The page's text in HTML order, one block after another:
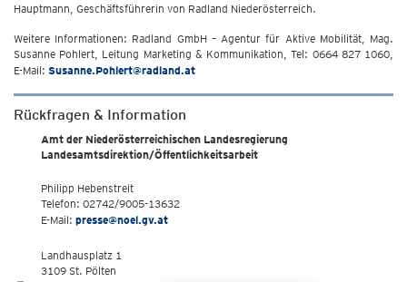
Hauptmann, Geschäftsführerin von Radland Niederösterreich.
Weitere Informationen: Radland GmbH – Agentur für Aktive Mobilität, Mag.
Susanne Pohlert, Leitung Marketing & Kommunikation, Tel: 0664 827 1060,
E-Mail: Susanne.Pohlert@radland.at
Rückfragen & Information
Amt der Niederösterreichischen Landesregierung
Landesamtsdirektion/Öffentlichkeitsarbeit
Philipp Hebenstreit
Telefon: 02742/9005-13632
E-Mail: presse@noel.gv.at
Landhausplatz 1
3109 St. Pölten